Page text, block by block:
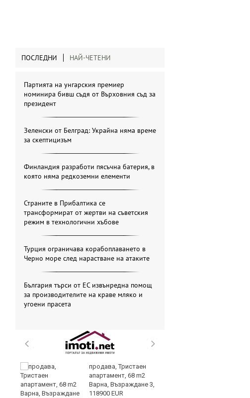
ПОСЛЕДНИ НАЙ-ЧЕТЕНИ
Партията на унгарския премиер
номинира бивш съдя от Върховния съд за
президент
Зеленски от Белград: Украйна няма време
за скептицизъм
Финландия разработи пясъчна батерия, в
която няма редкоземни елементи
Страните в Прибалтика се
трансформират от жертви на съветския
режим в технологични хъбове
Турция ограничава корабоплаването в
Черно море след нарастване на атаките
България търси от ЕС извънредна помощ
за производителите на краве мляко и
угоени прасета
продава, Тристаен
апартамент, 68 m2
Варна, Възраждане 3,
118900 EUR